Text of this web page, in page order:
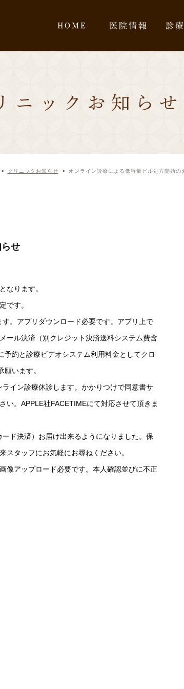
HOME 医院情報 診
ニックお知らせ
クリニックお知らせ オンライン診療による低容量ピル処方開始の
せ
なります。
です。
。アプリダウンロード必要です。アプリ上で
ール決済（別クレジット決済送料システム費含
約と診療ビデオシステム利用料金としてクロ
います。
イン診療休診します。かかりつけで同意書サ
い。APPLE社FACETIMEにて対応させて頂きま
ド決済）お届け出来るようになりました。保
スタッフにお気軽にお尋ねください。
像アップロード必要です。本人確認並びに不正